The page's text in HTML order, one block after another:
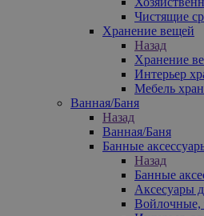
Чистящие
Хранение вещей
Назад
Хранение
Интерьер
Мебель
Ванная/Баня
Назад
Ванная/Баня
Банные
Назад
Банные
Аксесуары
Войлочные,